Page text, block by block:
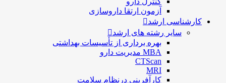
آزمون ارتقا داروسازی
کارشناسی ارشد
سایر رشته های ارشد
بهره برداری از تأسیسات بهداشتی
MBA مدیریت دارو
CTScan
MRI
کارآفرینی درنظام سلامت